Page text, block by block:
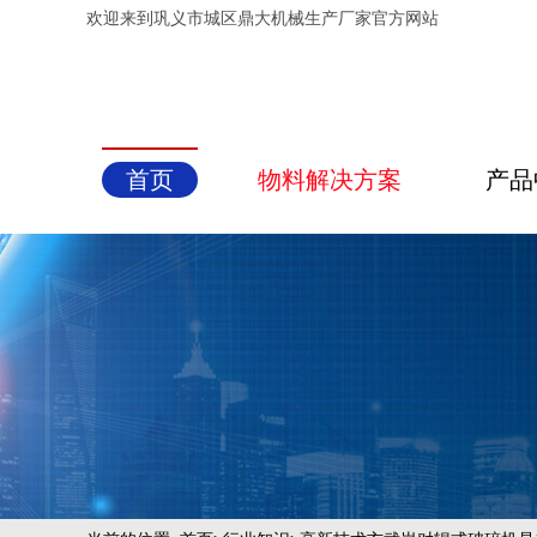
欢迎来到巩义市城区鼎大机械生产厂家官方网站
首页 物料解决方案 产